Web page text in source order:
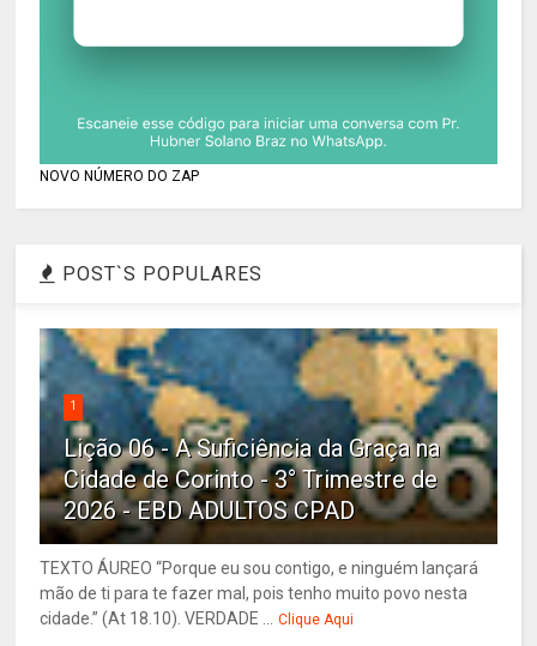
NOVO NÚMERO DO ZAP
POST`S POPULARES
1
Lição 06 - A Suficiência da Graça na
Cidade de Corinto - 3° Trimestre de
2026 - EBD ADULTOS CPAD
TEXTO ÁUREO “Porque eu sou contigo, e ninguém lançará
mão de ti para te fazer mal, pois tenho muito povo nesta
cidade.” (At 18.10). VERDADE ... Clique Aqui